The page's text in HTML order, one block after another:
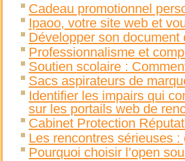
Cadeau promotionnel
Ipaoo, votre site web et
Développer son document
Professionnalisme et
Soutien scolaire :
Sacs aspirateurs de
Identifier les impairs qui
sur les portails web de
Cabinet Protection
Les rencontres sérieuses :
Pourquoi choisir l’open